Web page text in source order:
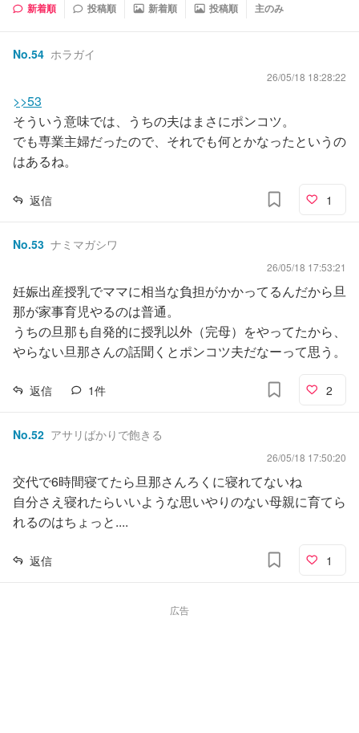
新着順 投稿順 新着順 投稿順 主のみ
No.54 ホラガイ
26/05/18 18:28:22
>>53
そういう意味では、うちの夫はまさにポンコツ。
でも専業主婦だったので、それでも何とかなったというの
はあるね。
返信 1
No.53 ナミマガシワ
26/05/18 17:53:21
妊娠出産授乳でママに相当な負担がかかってるんだから旦
那が家事育児やるのは普通。
うちの旦那も自発的に授乳以外（完母）をやってたから、
やらない旦那さんの話聞くとポンコツ夫だなーって思う。
返信 1件 2
No.52 アサリばかりで飽きる
26/05/18 17:50:20
交代で6時間寝てたら旦那さんろくに寝れてないね
自分さえ寝れたらいいような思いやりのない母親に育てら
れるのはちょっと....
返信 1
広告